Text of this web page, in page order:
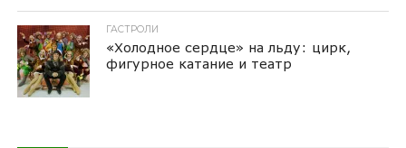
ГАСТРОЛИ
«Холодное сердце» на льду: цирк,
фигурное катание и театр